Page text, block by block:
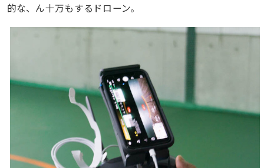
的な、ん十万もするドローン。